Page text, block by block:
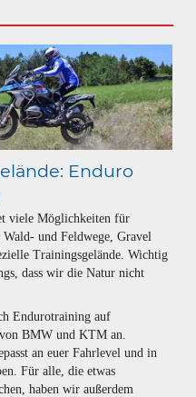
Enduro
viele Möglichkeiten für
und Feldwege, Gravel
Trainingsgelände. Wichtig
dass wir die Natur nicht
Endurotraining auf
BMW und KTM an.
an euer Fahrlevel und in
Für alle, die etwas
haben wir außerdem